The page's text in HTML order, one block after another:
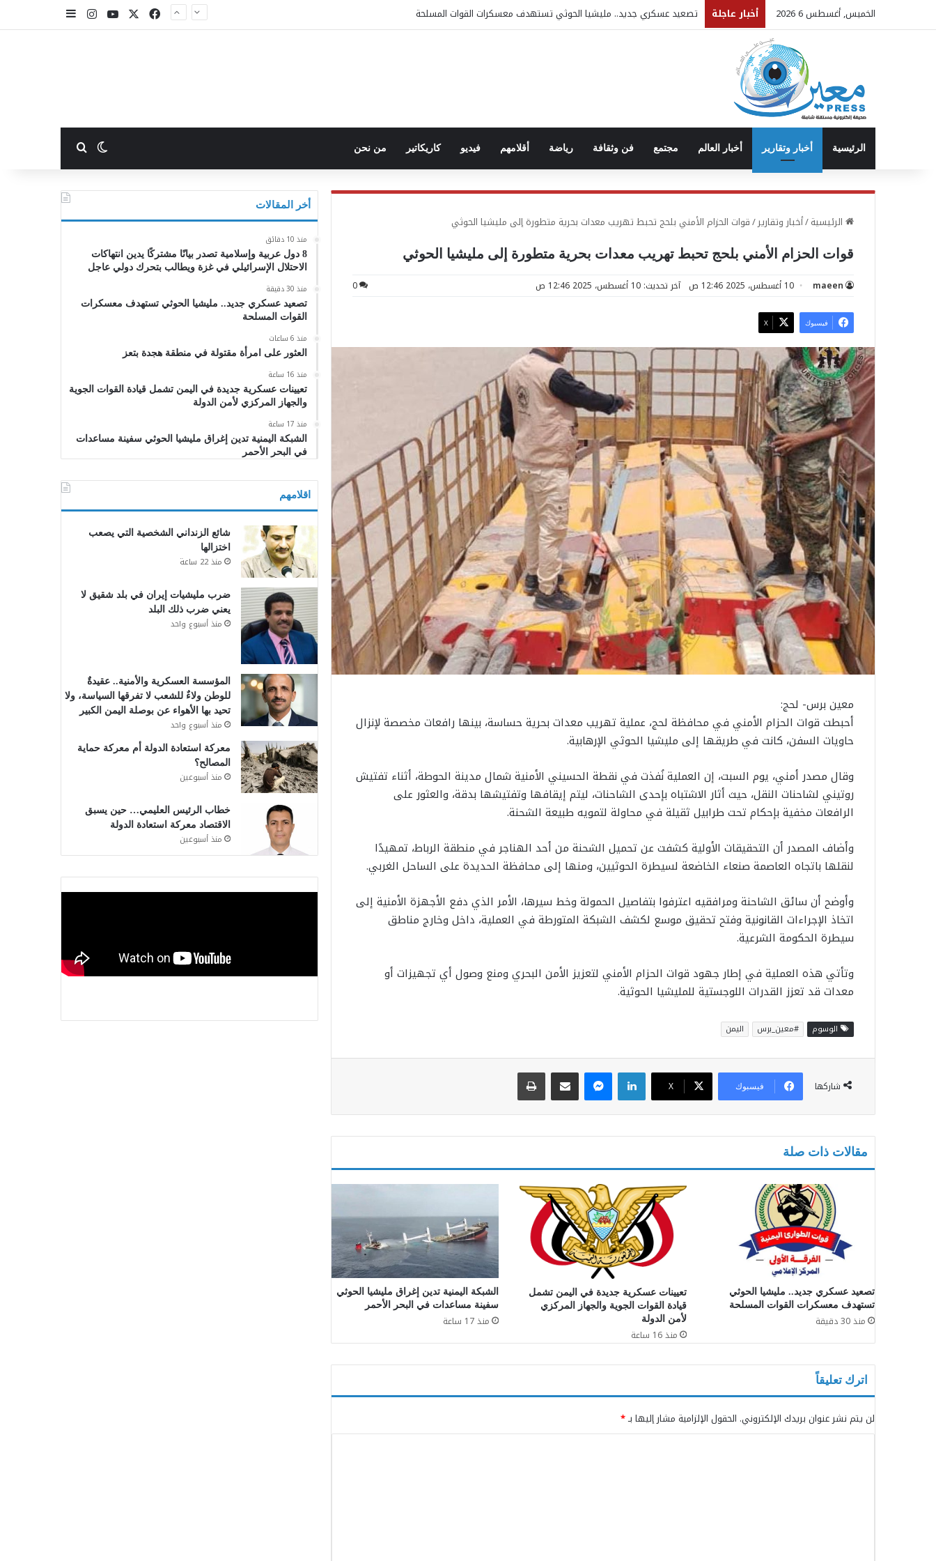
الخميس, أغسطس 6 2026 أخبار عاجلة تصعيد عسكري جديد.. مليشيا الحوثي تستهدف معسكرات القوات المسلحة فيسبوكيوتيوبانستقرامإضافة عمود
الرئيسية أخبار وتقارير أخبار العالم مجتمع فن وثقافة رياضة أقلامهم فيديو كاريكاتير من نحن الوضع المظلم
بحث عن
الرئيسية/أخبار وتقارير/قوات الحزام الأمني بلحج تحبط تهريب معدات بحرية متطورة إلى مليشيا الحوثي
قوات الحزام الأمني بلحج تحبط تهريب معدات بحرية متطورة إلى مليشيا الحوثي
maeen 10 أغسطس، 2025 12:46 ص آخر تحديث: 10 أغسطس، 2025 12:46 ص 0
فيسبوك X
معين برس- لحج:
أحبطت قوات الحزام الأمني في محافظة لحج، عملية تهريب معدات بحرية حساسة، بينها رافعات مخصصة لإنزال
حاويات السفن، كانت في طريقها إلى مليشيا الحوثي الإرهابية.
وقال مصدر أمني، يوم السبت، إن العملية نُفذت في نقطة الحسيني الأمنية شمال مدينة الحوطة، أثناء تفتيش
روتيني لشاحنات النقل، حيث أثار الاشتباه بإحدى الشاحنات، ليتم إيقافها وتفتيشها بدقة، والعثور على
الرافعات مخفية بإحكام تحت طرابيل ثقيلة في محاولة لتمويه طبيعة الشحنة.
وأضاف المصدر أن التحقيقات الأولية كشفت عن تحميل الشحنة من أحد الهناجر في منطقة الرباط، تمهيدًا
لنقلها باتجاه العاصمة صنعاء الخاضعة لسيطرة الحوثيين، ومنها إلى محافظة الحديدة على الساحل الغربي.
وأوضح أن سائق الشاحنة ومرافقيه اعترفوا بتفاصيل الحمولة وخط سيرها، الأمر الذي دفع الأجهزة الأمنية إلى
اتخاذ الإجراءات القانونية وفتح تحقيق موسع لكشف الشبكة المتورطة في العملية، داخل وخارج مناطق
سيطرة الحكومة الشرعية.
وتأتي هذه العملية في إطار جهود قوات الحزام الأمني لتعزيز الأمن البحري ومنع وصول أي تجهيزات أو
معدات قد تعزز القدرات اللوجستية للمليشيا الحوثية.
الوسوم #معين_برس اليمن
شاركها فيسبوك X
لينكدإن ماسنجر مشاركة عبر البريد طباعة
مقالات ذات صلة
تصعيد عسكري جديد.. مليشيا الحوثي
تستهدف معسكرات القوات المسلحة
منذ 30 دقيقة
تعيينات عسكرية جديدة في اليمن تشمل
قيادة القوات الجوية والجهاز المركزي
لأمن الدولة
منذ 16 ساعة
الشبكة اليمنية تدين إغراق مليشيا الحوثي
سفينة مساعدات في البحر الأحمر
منذ 17 ساعة
اترك تعليقاً
لن يتم نشر عنوان بريدك الإلكتروني. الحقول الإلزامية مشار إليها بـ*
أخر المقالات
منذ 10 دقائق
8 دول عربية وإسلامية تصدر بيانًا مشتركًا يدين انتهاكات
الاحتلال الإسرائيلي في غزة ويطالب بتحرك دولي عاجل
منذ 30 دقيقة
تصعيد عسكري جديد.. مليشيا الحوثي تستهدف معسكرات
القوات المسلحة
منذ 6 ساعات
العثور على امرأة مقتولة في منطقة هجدة بتعز
منذ 16 ساعة
تعيينات عسكرية جديدة في اليمن تشمل قيادة القوات الجوية
والجهاز المركزي لأمن الدولة
منذ 17 ساعة
الشبكة اليمنية تدين إغراق مليشيا الحوثي سفينة مساعدات
في البحر الأحمر
اقلامهم
شائع الزنداني الشخصية التي يصعب
اختزالها
منذ 22 ساعة
ضرب مليشيات إيران في بلد شقيق لا
يعني ضرب ذلك البلد
منذ أسبوع واحد
المؤسسة العسكرية والأمنية.. عقيدةٌ
للوطن ولاءٌ للشعب لا تفرقها السياسة، ولا
تحيد بها الأهواء عن بوصلة اليمن الكبير
منذ أسبوع واحد
معركة استعادة الدولة أم معركة حماية
المصالح؟
منذ أسبوعين
خطاب الرئيس العليمي… حين يسبق
الاقتصاد معركة استعادة الدولة
منذ أسبوعين